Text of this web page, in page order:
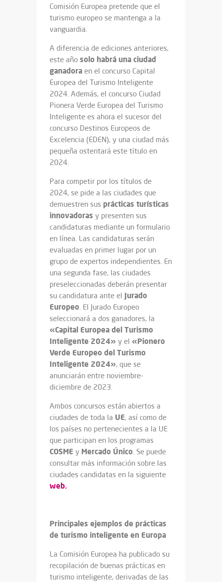
Comisión Europea pretende que el
turismo europeo se mantenga a la
vanguardia.
A diferencia de ediciones anteriores,
este año solo habrá una ciudad
ganadora en el concurso Capital
Europea del Turismo Inteligente
2024. Además, el concurso Ciudad
Pionera Verde Europea del Turismo
Inteligente es ahora el sucesor del
concurso Destinos Europeos de
Excelencia (EDEN), y una ciudad más
pequeña ostentará este título en
2024.
Para competir por los títulos de
2024, se pide a las ciudades que
demuestren sus prácticas turísticas
innovadoras y presenten sus
candidaturas mediante un formulario
en línea. Las candidaturas serán
evaluadas en primer lugar por un
grupo de expertos independientes. En
una segunda fase, las ciudades
preseleccionadas deberán presentar
su candidatura ante el Jurado
Europeo. El Jurado Europeo
seleccionará a dos ganadores, la
«Capital Europea del Turismo
Inteligente 2024» y el «Pionero
Verde Europeo del Turismo
Inteligente 2024», que se
anunciarán entre noviembre-
diciembre de 2023.
Ambos concursos están abiertos a
ciudades de toda la UE, así como de
los países no pertenecientes a la UE
que participan en los programas
COSME y Mercado Único. Se puede
consultar más información sobre las
ciudades candidatas en la siguiente
web.
Principales ejemplos de prácticas
de turismo inteligente en Europa
La Comisión Europea ha publicado su
recopilación de buenas prácticas en
turismo inteligente, derivadas de las